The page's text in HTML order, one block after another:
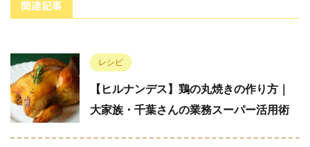
関連記事
レシピ
【ヒルナンデス】鶏の丸焼きの作り方｜
大家族・千葉さんの業務スーパー活用術